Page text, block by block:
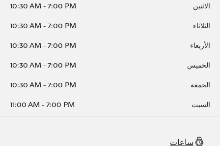
الاثنين
10:30 AM - 7:00 PM
الثلاثاء
10:30 AM - 7:00 PM
الأربعاء
10:30 AM - 7:00 PM
الخميس
10:30 AM - 7:00 PM
الجمعة
10:30 AM - 7:00 PM
السبت
11:00 AM - 7:00 PM
ساعات